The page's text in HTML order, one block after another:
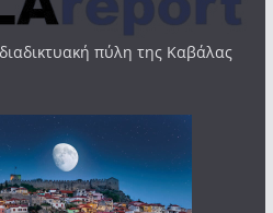
πύλη της Καβάλας